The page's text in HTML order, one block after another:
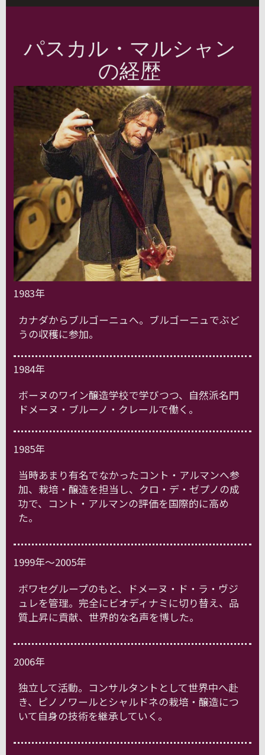
パスカル・マルシャン
の経歴
1983年
カナダからブルゴーニュへ。ブルゴーニュでぶど
うの収穫に参加。
1984年
ボーヌのワイン醸造学校で学びつつ、自然派名門
ドメーヌ・ブルーノ・クレールで働く。
1985年
当時あまり有名でなかったコント・アルマンへ参
加、栽培・醸造を担当し、クロ・デ・ゼプノの成
功で、コント・アルマンの評価を国際的に高め
た。
1999年～2005年
ボワセグループのもと、ドメーヌ・ド・ラ・ヴジ
ュレを管理。完全にビオディナミに切り替え、品
質上昇に貢献、世界的な名声を博した。
2006年
独立して活動。コンサルタントとして世界中へ赴
き、ピノノワールとシャルドネの栽培・醸造につ
いて自身の技術を継承していく。